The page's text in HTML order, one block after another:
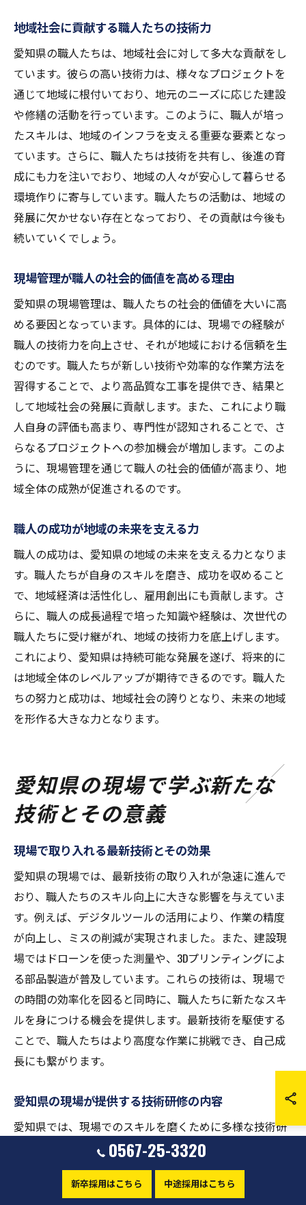
地域社会に貢献する職人たちの技術力
愛知県の職人たちは、地域社会に対して多大な貢献をし
ています。彼らの高い技術力は、様々なプロジェクトを
通じて地域に根付いており、地元のニーズに応じた建設
や修繕の活動を行っています。このように、職人が培っ
たスキルは、地域のインフラを支える重要な要素となっ
ています。さらに、職人たちは技術を共有し、後進の育
成にも力を注いでおり、地域の人々が安心して暮らせる
環境作りに寄与しています。職人たちの活動は、地域の
発展に欠かせない存在となっており、その貢献は今後も
続いていくでしょう。
現場管理が職人の社会的価値を高める理由
愛知県の現場管理は、職人たちの社会的価値を大いに高
める要因となっています。具体的には、現場での経験が
職人の技術力を向上させ、それが地域における信頼を生
むのです。職人たちが新しい技術や効率的な作業方法を
習得することで、より高品質な工事を提供でき、結果と
して地域社会の発展に貢献します。また、これにより職
人自身の評価も高まり、専門性が認知されることで、さ
らなるプロジェクトへの参加機会が増加します。このよ
うに、現場管理を通じて職人の社会的価値が高まり、地
域全体の成熟が促進されるのです。
職人の成功が地域の未来を支える力
職人の成功は、愛知県の地域の未来を支える力となりま
す。職人たちが自身のスキルを磨き、成功を収めること
で、地域経済は活性化し、雇用創出にも貢献します。さ
らに、職人の成長過程で培った知識や経験は、次世代の
職人たちに受け継がれ、地域の技術力を底上げします。
これにより、愛知県は持続可能な発展を遂げ、将来的に
は地域全体のレベルアップが期待できるのです。職人た
ちの努力と成功は、地域社会の誇りとなり、未来の地域
を形作る大きな力となります。
愛知県の現場で学ぶ新たな
技術とその意義
現場で取り入れる最新技術とその効果
愛知県の現場では、最新技術の取り入れが急速に進んで
おり、職人たちのスキル向上に大きな影響を与えていま
す。例えば、デジタルツールの活用により、作業の精度
が向上し、ミスの削減が実現されました。また、建設現
場ではドローンを使った測量や、3Dプリンティングによ
る部品製造が普及しています。これらの技術は、現場で
の時間の効率化を図ると同時に、職人たちに新たなスキ
ルを身につける機会を提供します。最新技術を駆使する
ことで、職人たちはより高度な作業に挑戦でき、自己成
長にも繋がります。
愛知県の現場が提供する技術研修の内容
愛知県では、現場でのスキルを磨くために多様な技術研
修が実施されています。例えば、建設業向けの研修で
は、最新の安全管理手法や施工技術が学べるカリキュラ
ムが組まれています。受講者は、実際の現場を模したシ
0567-25-3320
新卒採用はこちら 中途採用はこちら